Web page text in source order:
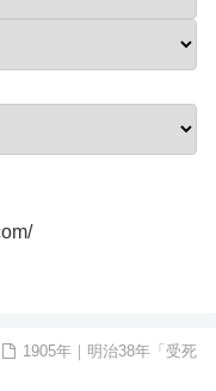
1905年｜明治38年「受死